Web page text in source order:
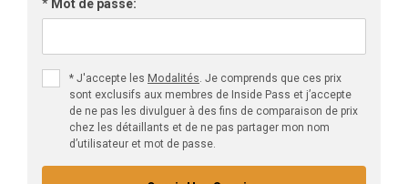
* Mot de passe:
* J'accepte les Modalités . Je comprends que ces prix
sont exclusifs aux membres de Inside Pass et j’accepte
de ne pas les divulguer à des fins de comparaison de prix
chez les détaillants et de ne pas partager mon nom
d’utilisateur et mot de passe.